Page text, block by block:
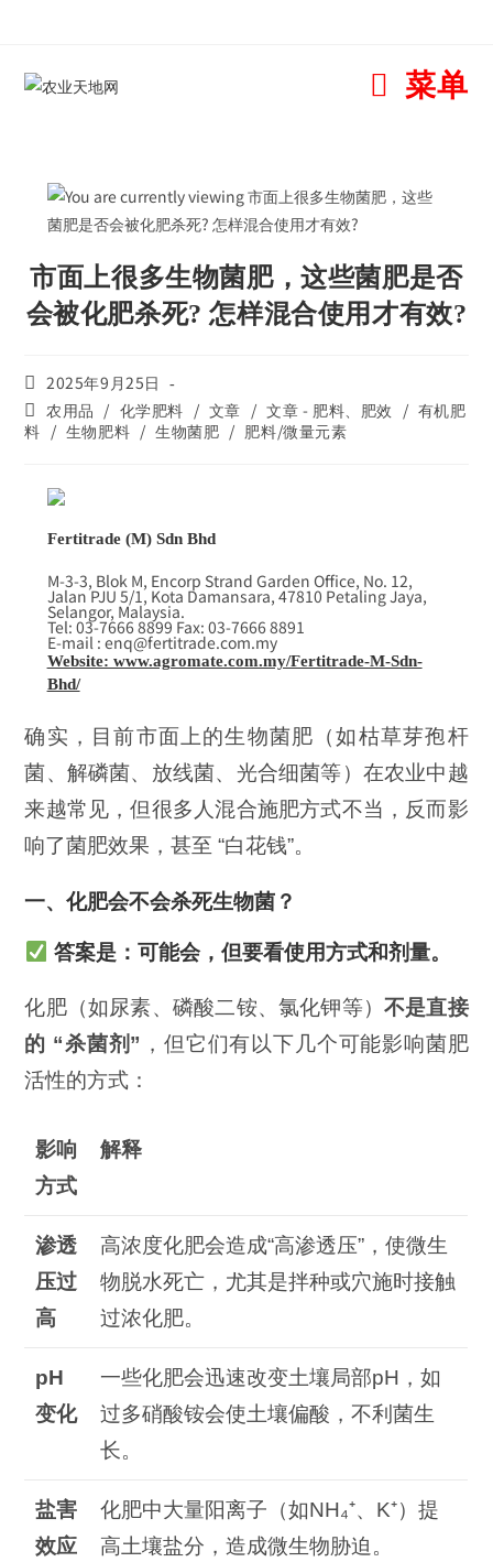
菜单
市面上很多生物菌肥，这些菌肥是否
会被化肥杀死? 怎样混合使用才有效?
2025年9月25日
农用品 / 化学肥料 / 文章 / 文章 - 肥料、肥效 / 有机肥
料 / 生物肥料 / 生物菌肥 / 肥料/微量元素
Fertitrade (M) Sdn Bhd
M-3-3, Blok M, Encorp Strand Garden Office, No. 12,
Jalan PJU 5/1, Kota Damansara, 47810 Petaling Jaya,
Selangor, Malaysia.
Tel: 03-7666 8899 Fax: 03-7666 8891
E-mail : enq@fertitrade.com.my
Website: www.agromate.com.my/Fertitrade-M-Sdn-
Bhd/
确实，目前市面上的生物菌肥（如枯草芽孢杆
菌、解磷菌、放线菌、光合细菌等）在农业中越
来越常见，但很多人混合施肥方式不当，反而影
响了菌肥效果，甚至 “白花钱”。
一、化肥会不会杀死生物菌？
答案是： 可能会，但要看使用方式和剂量。
化肥（如尿素、磷酸二铵、氯化钾等） 不是直接
的 “杀菌剂” ，但它们有以下几个可能影响菌肥
活性的方式：
影响
方式
解释
渗透
压过
高
高浓度化肥会造成“高渗透压”，使微生
物脱水死亡，尤其是拌种或穴施时接触
过浓化肥。
pH
变化
一些化肥会迅速改变土壤局部pH，如
过多硝酸铵会使土壤偏酸，不利菌生
长。
盐害
效应
化肥中大量阳离子（如NH₄⁺、K⁺）提
高土壤盐分，造成微生物胁迫。